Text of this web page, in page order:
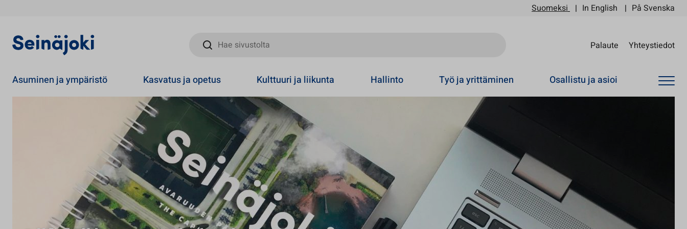
Suomeksi In English På Svenska
Hae sivustolta
Palaute Yhteystiedot
Asuminen ja ympäristö Kasvatus ja opetus Kulttuuri ja liikunta Hallinto Työ ja yrittäminen Osallistu ja asioi